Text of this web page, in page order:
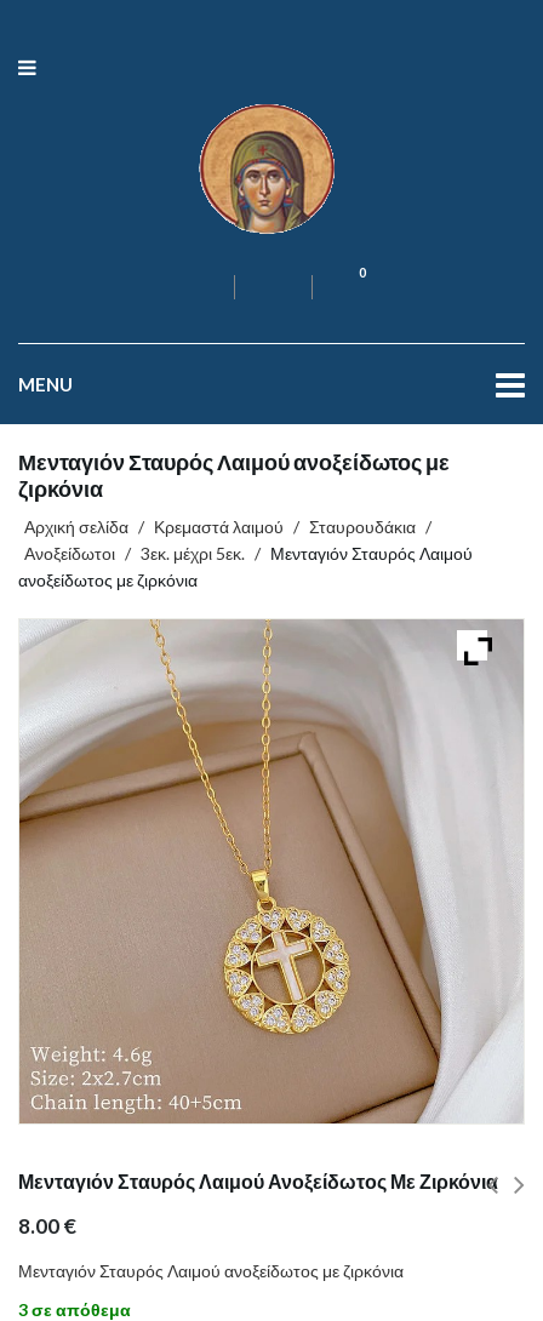
0
MENU
Μενταγιόν Σταυρός Λαιμού ανοξείδωτος με
ζιρκόνια
Αρχική σελίδα / Κρεμαστά λαιμού / Σταυρουδάκια /
Ανοξείδωτοι / 3εκ. μέχρι 5εκ. / Μενταγιόν Σταυρός Λαιμού
ανοξείδωτος με ζιρκόνια
Μενταγιόν Σταυρός Λαιμού Ανοξείδωτος Με Ζιρκόνια
8.00€
Μενταγιόν Σταυρός Λαιμού ανοξείδωτος με ζιρκόνια
3 σε απόθεμα